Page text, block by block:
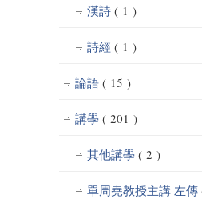
漢詩 ( 1 )
詩經 ( 1 )
論語 ( 15 )
講學 ( 201 )
其他講學 ( 2 )
單周堯教授主講 左傳